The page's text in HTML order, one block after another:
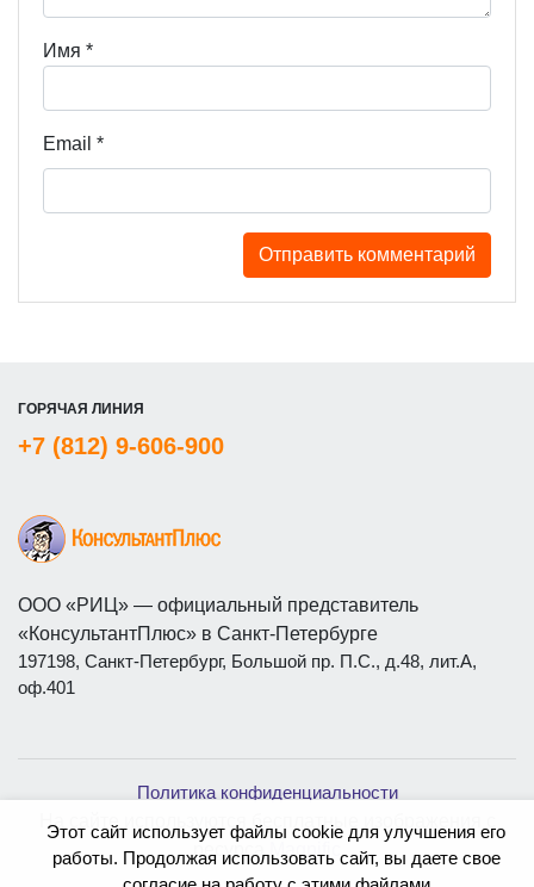
Имя *
Email *
ГОРЯЧАЯ ЛИНИЯ
+7 (812) 9-606-900
ООО «РИЦ» — официальный представитель
«КонсультантПлюс» в Санкт-Петербурге
197198, Санкт-Петербург, Большой пр. П.С., д.48, лит.А,
оф.401
Политика конфиденциальности
На сайте используются бесплатные изображения с
Этот сайт использует файлы cookie для улучшения его
работы. Продолжая использовать сайт, вы даете свое